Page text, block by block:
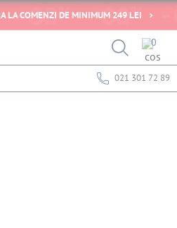
LA COMENZI DE MINIMUM 249 LEI
0
021 301 72 89